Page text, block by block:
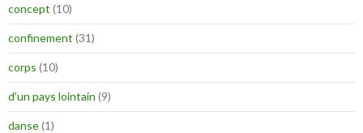
concept (10)
confinement (31)
corps (10)
d'un pays lointain (9)
danse(1)